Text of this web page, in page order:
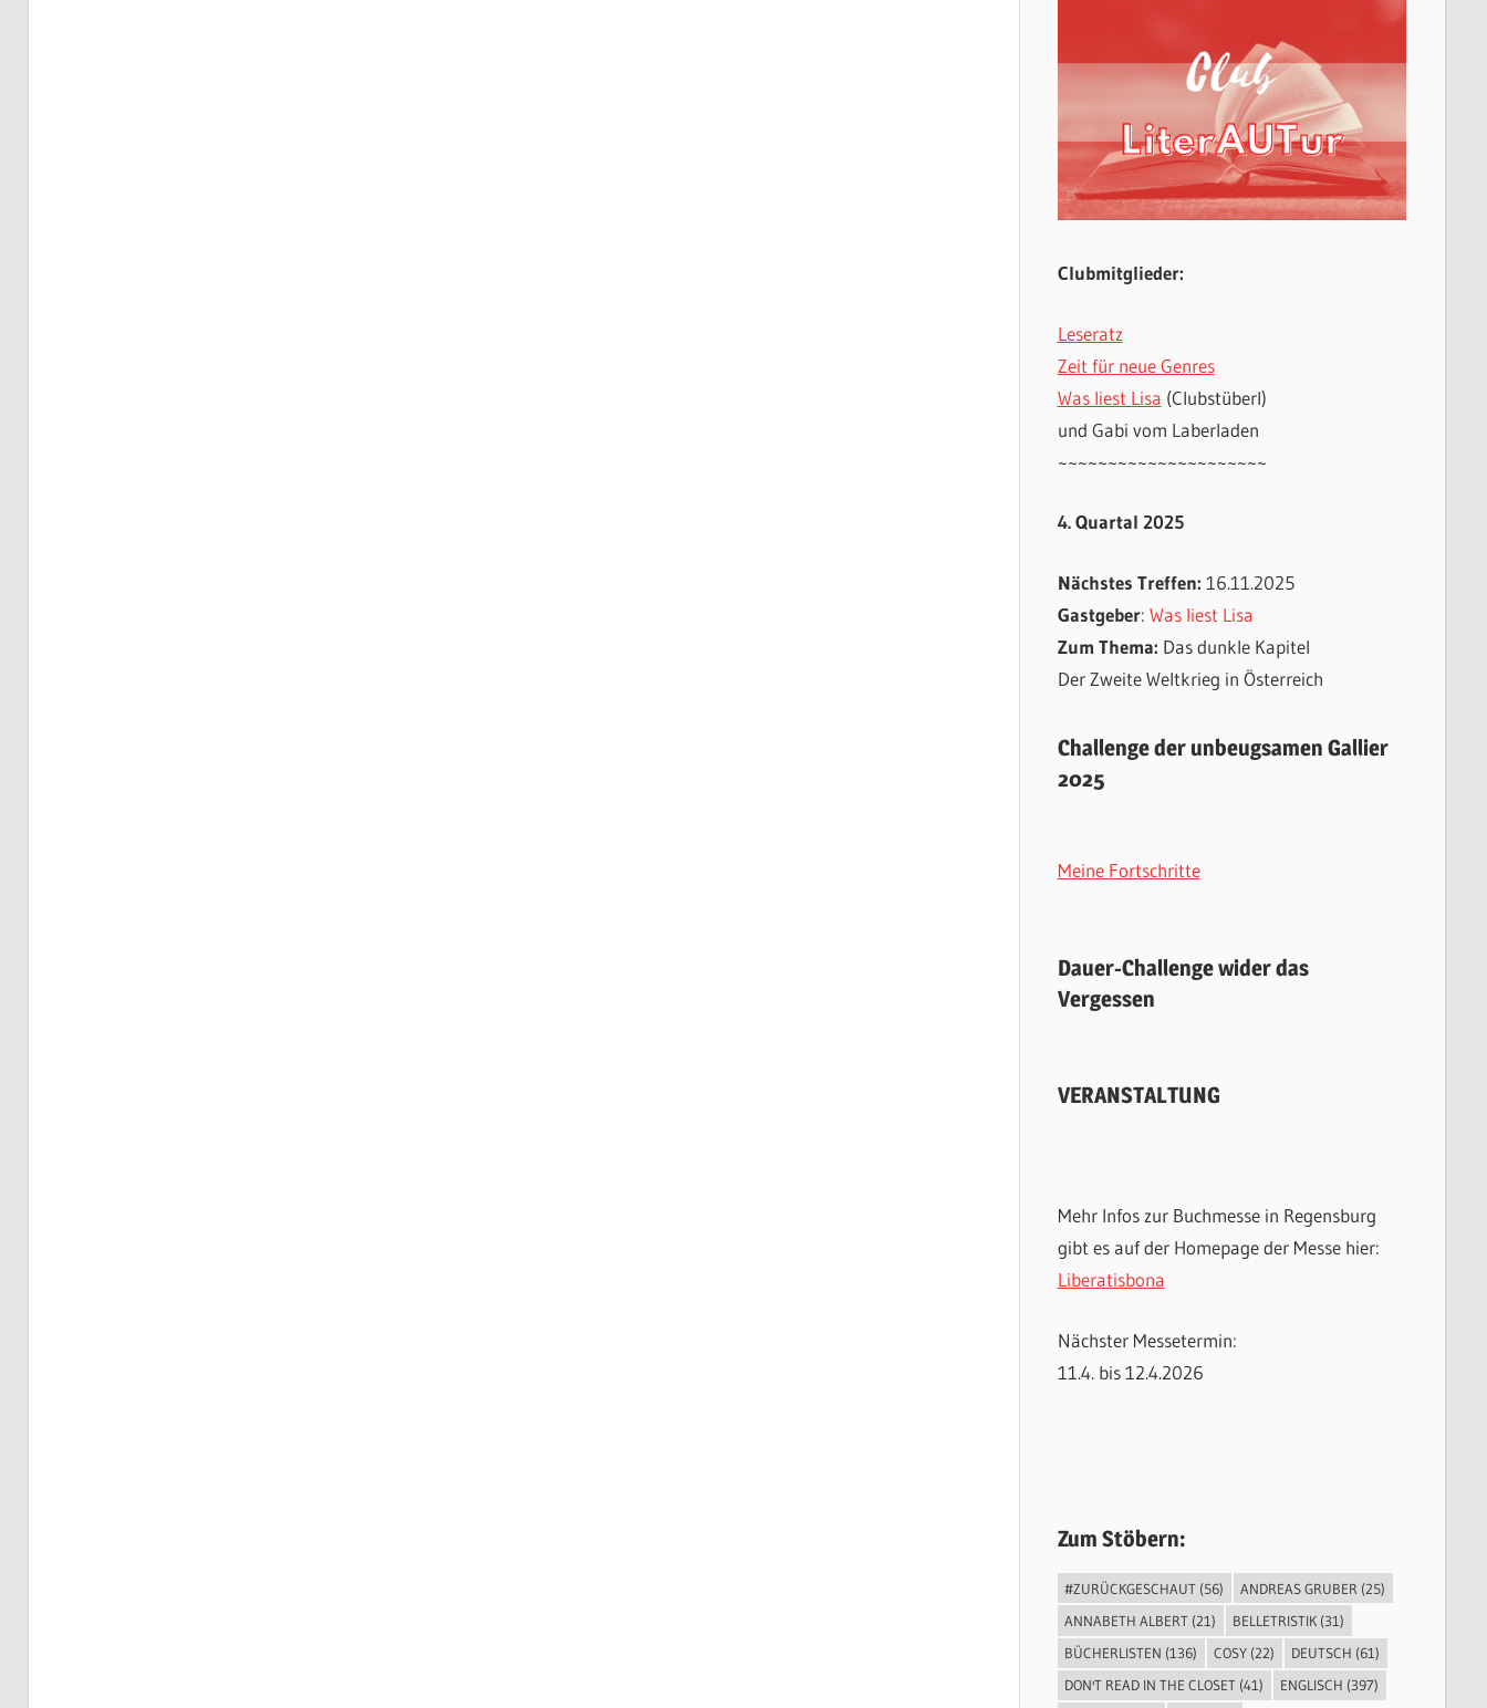
Clubmitglieder:
Leseratz
Zeit für neue Genres
Was liest Lisa (Clubstüberl)
und Gabi vom Laberladen
~~~~~~~~~~~~~~~~~~~~~
4. Quartal 2025
Nächstes Treffen: 16.11.2025
Gastgeber: Was liest Lisa
Zum Thema: Das dunkle Kapitel
Der Zweite Weltkrieg in Österreich
Challenge der unbeugsamen Gallier
2025
Meine Fortschritte
Dauer-Challenge wider das
Vergessen
VERANSTALTUNG
Mehr Infos zur Buchmesse in Regensburg
gibt es auf der Homepage der Messe hier:
Liberatisbona
Nächster Messetermin:
11.4. bis 12.4.2026
Zum Stöbern:
#ZURÜCKGESCHAUT (56) ANDREAS GRUBER (25)
ANNABETH ALBERT (21) BELLETRISTIK (31)
BÜCHERLISTEN (136) COSY (22) DEUTSCH (61)
DON'T READ IN THE CLOSET (41) ENGLISCH (397)